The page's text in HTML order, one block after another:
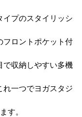
イプのスタイリッシ
フロントポケット付
で収納しやすい多機
れ一つでヨガスタジ
す。